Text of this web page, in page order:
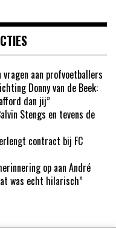
vragen aan profvoetballers
Donny van de Beek:
dan jij”
Stengs en tevens de
contract bij FC
op aan André
was echt hilarisch”